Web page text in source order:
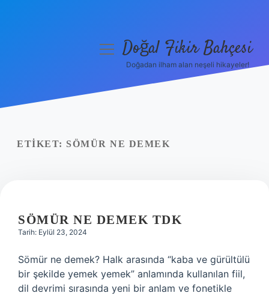
Yasal Uyarı
menüyüDoğal Fikir Bahçesi
Doğadan ilham alan neşeli hikayeler!
ETIKET: SÖMÜR NE DEMEK
SÖMÜR NE DEMEK TDK
Tarih: Eylül 23, 2024
Sömür ne demek? Halk arasında “kaba ve gürültülü
bir şekilde yemek yemek” anlamında kullanılan fiil,
dil devrimi sırasında yeni bir anlam ve fonetikle